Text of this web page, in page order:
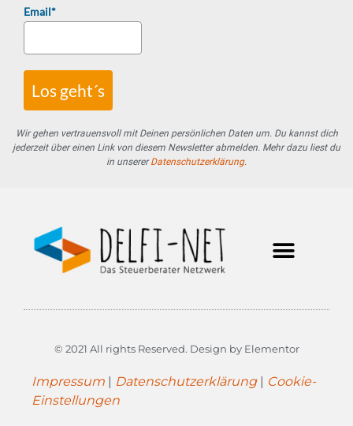
Email*
Los geht´s
Wir gehen vertrauensvoll mit Deinen persönlichen Daten um. Du kannst dich
jederzeit über einen Link von diesem Newsletter abmelden. Mehr dazu liest du
in unsererDatenschutzerklärung.
© 2021 All rights Reserved. Design by Elementor
Impressum | Datenschutzerklärung| Cookie-
Einstellungen